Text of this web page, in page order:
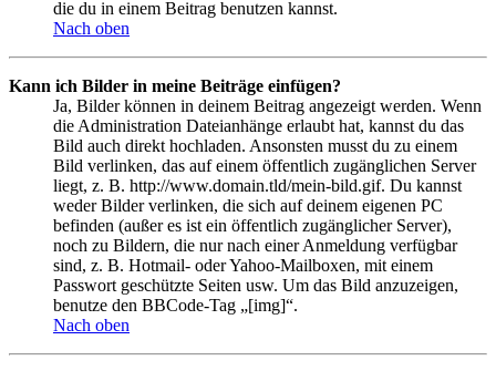
die du in einem Beitrag benutzen kannst.
Nach oben
Kann ich Bilder in meine Beiträge einfügen?
Ja, Bilder können in deinem Beitrag angezeigt werden. Wenn
die Administration Dateianhänge erlaubt hat, kannst du das
Bild auch direkt hochladen. Ansonsten musst du zu einem
Bild verlinken, das auf einem öffentlich zugänglichen Server
liegt, z. B. http://www.domain.tld/mein-bild.gif. Du kannst
weder Bilder verlinken, die sich auf deinem eigenen PC
befinden (außer es ist ein öffentlich zugänglicher Server),
noch zu Bildern, die nur nach einer Anmeldung verfügbar
sind, z. B. Hotmail- oder Yahoo-Mailboxen, mit einem
Passwort geschützte Seiten usw. Um das Bild anzuzeigen,
benutze den BBCode-Tag „[img]“.
Nach oben